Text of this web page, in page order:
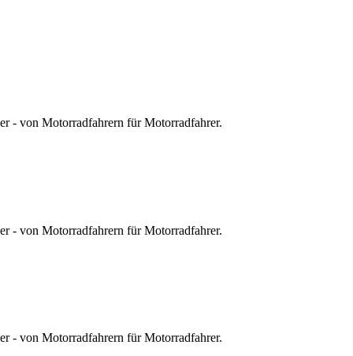
- von Motorradfahrern für Motorradfahrer.
- von Motorradfahrern für Motorradfahrer.
- von Motorradfahrern für Motorradfahrer.